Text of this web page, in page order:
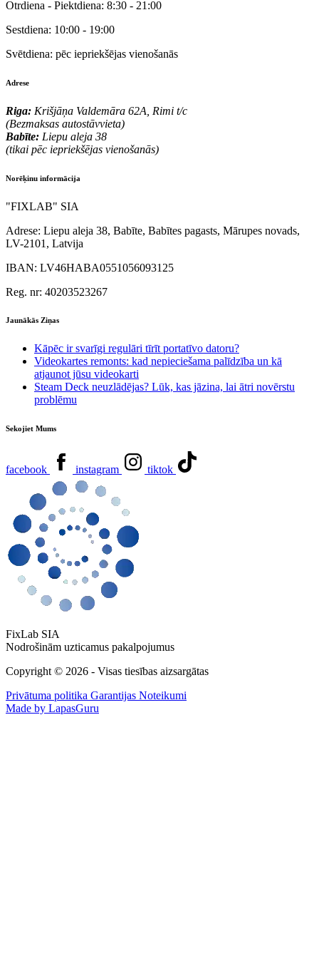
Otrdiena - Piektdiena: 8:30 - 21:00
Sestdiena: 10:00 - 19:00
Svētdiena: pēc iepriekšējas vienošanās
Adrese
Riga: Krišjāņa Valdemāra 62A, Rimi t/c
(Bezmaksas autostāvvieta)
Babīte: Liepu aleja 38
(tikai pēc iepriekšējas vienošanās)
Norēķinu informācija
"FIXLAB" SIA
Adrese: Liepu aleja 38, Babīte, Babītes pagasts, Mārupes novads,
LV-2101, Latvija
IBAN: LV46HABA0551056093125
Reg. nr: 40203523267
Jaunākās Ziņas
Kāpēc ir svarīgi regulāri tīrīt portatīvo datoru?
Videokartes remonts: kad nepieciešama palīdzība un kā
atjaunot jūsu videokarti
Steam Deck neuzlādējas? Lūk, kas jāzina, lai ātri novērstu
problēmu
Sekojiet Mums
facebook instagram tiktok
FixLab SIA
Nodrošinām uzticamus pakalpojumus
Copyright © 2026 - Visas tiesības aizsargātas
Privātuma politika Garantijas Noteikumi
Made by LapasGuru